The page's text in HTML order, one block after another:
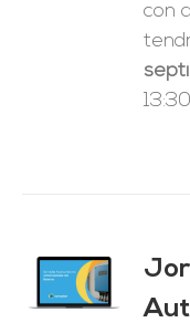
con